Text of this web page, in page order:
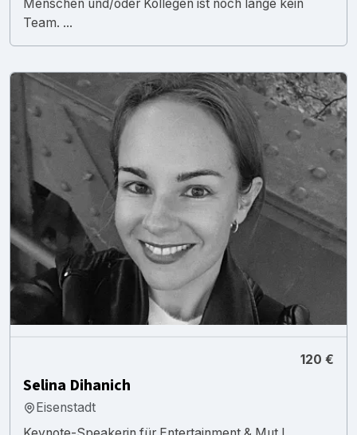
Menschen und/oder Kollegen ist noch lange kein
Team. ...
120 €
Selina Dihanich
Eisenstadt